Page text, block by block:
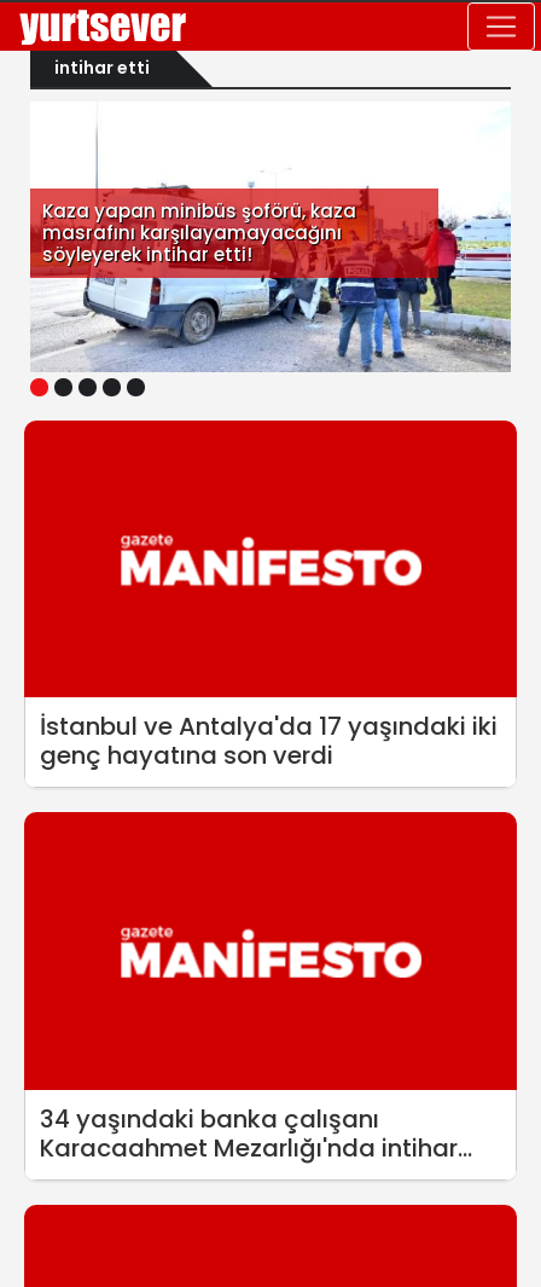
intihar etti
1 2 3 4 5
Kaza yapan minibüs şoförü, kaza
masrafını karşılayamayacağını
söyleyerek intihar etti!
İstanbul ve Antalya'da 17 yaşındaki iki
genç hayatına son verdi
34 yaşındaki banka çalışanı
Karacaahmet Mezarlığı'nda intihar
etti